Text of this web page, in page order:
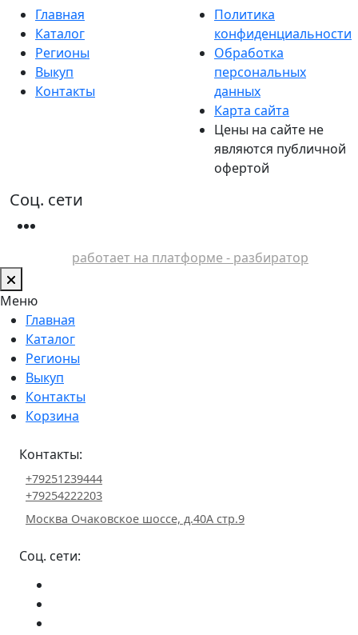
Главная
Каталог
Регионы
Выкуп
Контакты
Политика
конфиденциальности
Обработка
персональных
данных
Карта сайта
Цены на сайте не
являются публичной
офертой
Соц. сети
работает на платформе - разбиратор
Меню
Главная
Каталог
Регионы
Выкуп
Контакты
Корзина
Контакты:
+79251239444
+79254222203
Москва Очаковское шоссе, д.40А стр.9
Соц. сети: